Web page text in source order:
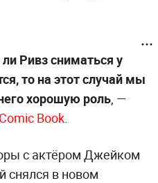
Ривз сниматься у
то на этот случай мы
хорошую роль, —
Book.
с актёром Джейком
снялся в новом